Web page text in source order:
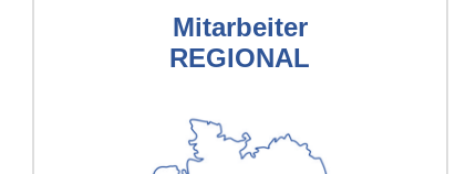
Mitarbeiter
REGIONAL